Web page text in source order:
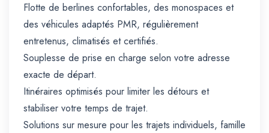
Flotte de berlines confortables, des monospaces et
des véhicules adaptés PMR, régulièrement
entretenus, climatisés et certifiés.
Souplesse de prise en charge selon votre adresse
exacte de départ.
Itinéraires optimisés pour limiter les détours et
stabiliser votre temps de trajet.
Solutions sur mesure pour les trajets individuels, famille